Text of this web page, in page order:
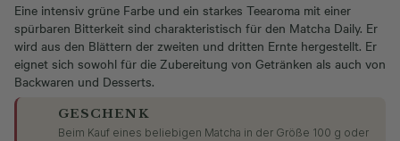
Eine intensiv grüne Farbe und ein starkes Teearoma mit einer
spürbaren Bitterkeit sind charakteristisch für den Matcha Daily. Er
wird aus den Blättern der zweiten und dritten Ernte hergestellt. Er
eignet sich sowohl für die Zubereitung von Getränken als auch von
Backwaren und Desserts.
GESCHENK
Beim Kauf eines beliebigen Matcha in der Größe 100 g oder